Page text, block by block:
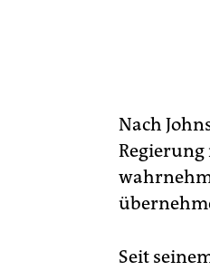
Nach
Seit